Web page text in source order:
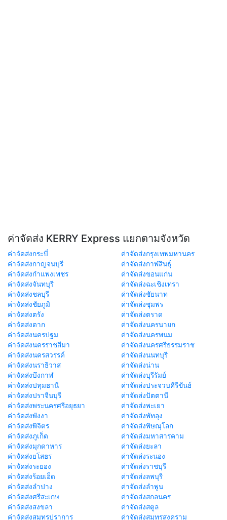
ค่าจัดส่ง KERRY Express แยกตามจังหวัด
ค่าจัดส่งกระบี่
ค่าจัดส่งกรุงเทพมหานคร
ค่าจัดส่งกาญจนบุรี
ค่าจัดส่งกาฬสินธุ์
ค่าจัดส่งกำแพงเพชร
ค่าจัดส่งขอนแก่น
ค่าจัดส่งจันทบุรี
ค่าจัดส่งฉะเชิงเทรา
ค่าจัดส่งชลบุรี
ค่าจัดส่งชัยนาท
ค่าจัดส่งชัยภูมิ
ค่าจัดส่งชุมพร
ค่าจัดส่งตรัง
ค่าจัดส่งตราด
ค่าจัดส่งตาก
ค่าจัดส่งนครนายก
ค่าจัดส่งนครปฐม
ค่าจัดส่งนครพนม
ค่าจัดส่งนครราชสีมา
ค่าจัดส่งนครศรีธรรมราช
ค่าจัดส่งนครสวรรค์
ค่าจัดส่งนนทบุรี
ค่าจัดส่งนราธิวาส
ค่าจัดส่งน่าน
ค่าจัดส่งบึงกาฬ
ค่าจัดส่งบุรีรัมย์
ค่าจัดส่งปทุมธานี
ค่าจัดส่งประจวบคีรีขันธ์
ค่าจัดส่งปราจีนบุรี
ค่าจัดส่งปัตตานี
ค่าจัดส่งพระนครศรีอยุธยา
ค่าจัดส่งพะเยา
ค่าจัดส่งพังงา
ค่าจัดส่งพัทลุง
ค่าจัดส่งพิจิตร
ค่าจัดส่งพิษณุโลก
ค่าจัดส่งภูเก็ต
ค่าจัดส่งมหาสารคาม
ค่าจัดส่งมุกดาหาร
ค่าจัดส่งยะลา
ค่าจัดส่งยโสธร
ค่าจัดส่งระนอง
ค่าจัดส่งระยอง
ค่าจัดส่งราชบุรี
ค่าจัดส่งร้อยเอ็ด
ค่าจัดส่งลพบุรี
ค่าจัดส่งลำปาง
ค่าจัดส่งลำพูน
ค่าจัดส่งศรีสะเกษ
ค่าจัดส่งสกลนคร
ค่าจัดส่งสงขลา
ค่าจัดส่งสตูล
ค่าจัดส่งสมุทรปราการ
ค่าจัดส่งสมุทรสงคราม